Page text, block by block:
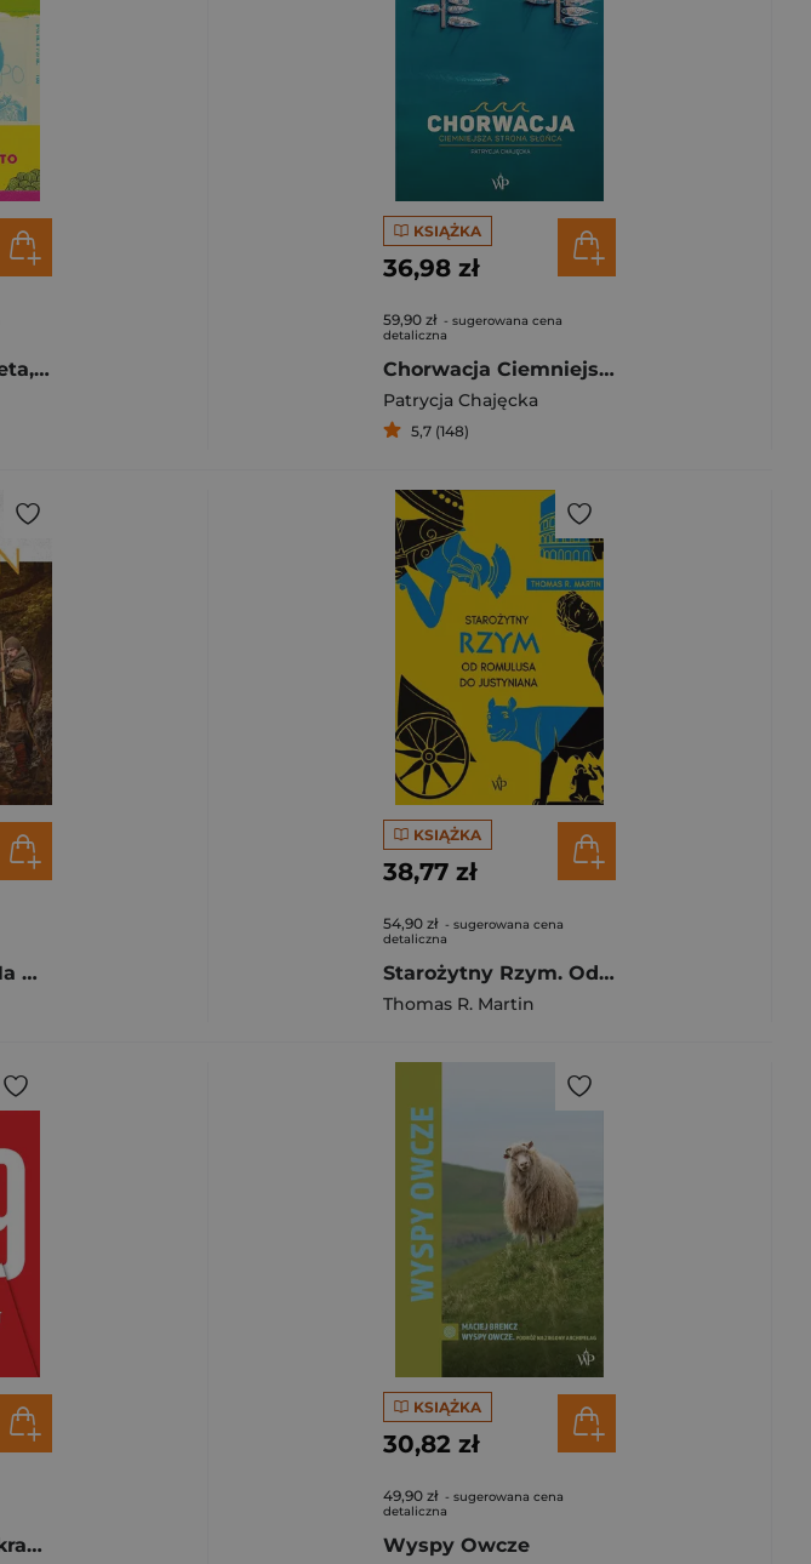
Dziewczyna, kobieta, inna wyd. 2024
KSIĄŻKA
36,98 zł
59,90 zł - sugerowana cena
detaliczna
Chorwacja Ciemniejsza strona słońca
Patrycja Chajęcka
5,7 (148)
O broni Słowian Na wojnie i w kulturze
KSIĄŻKA
38,77 zł
54,90 zł - sugerowana cena
detaliczna
Starożytny Rzym. Od Romulusa do Justyniana w.4
Thomas R. Martin
1929. Największy krach w historii Wall Street
KSIĄŻKA
30,82 zł
49,90 zł - sugerowana cena
detaliczna
Wyspy Owcze